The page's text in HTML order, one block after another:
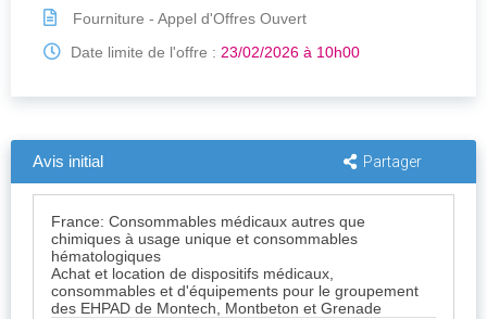
Fourniture - Appel d'Offres Ouvert
Date limite de l'offre : 23/02/2026 à 10h00
Avis initial Partager
France: Consommables médicaux autres que
chimiques à usage unique et consommables
hématologiques
Achat et location de dispositifs médicaux,
consommables et d'équipements pour le groupement
des EHPAD de Montech, Montbeton et Grenade